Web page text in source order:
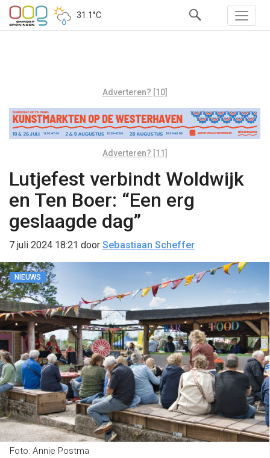
31.1°C
Adverteren? [10]
Adverteren? [11]
Lutjefest verbindt Woldwijk
en Ten Boer: “Een erg
geslaagde dag”
7 juli 2024 18:21 door Sebastiaan Scheffer
NIEUWS
Foto: Annie Postma